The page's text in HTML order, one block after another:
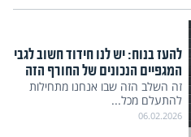
להעז בנוח: יש לנו חידוד חשוב לגבי
המגפיים הנכונים של החורף הזה
זה השלב הזה שבו אנחנו מתחילות
להתעלם מכל...
06.02.2026